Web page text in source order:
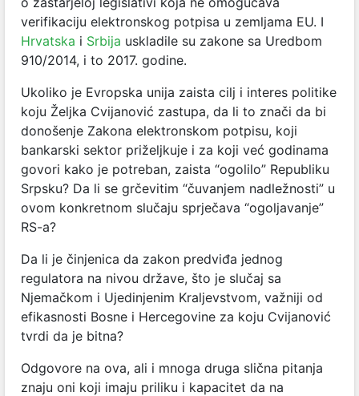
verifikaciju elektronskog potpisa u zemljama EU. I
Hrvatska i Srbija uskladile su zakone sa Uredbom
910/2014, i to 2017. godine.
Ukoliko je Evropska unija zaista cilj i interes politike
koju Željka Cvijanović zastupa, da li to znači da bi
donošenje Zakona elektronskom potpisu, koji
bankarski sektor priželjkuje i za koji već godinama
govori kako je potreban, zaista “ogolilo” Republiku
Srpsku? Da li se grčevitim “čuvanjem nadležnosti” u
ovom konkretnom slučaju sprječava “ogoljavanje”
RS-a?
Da li je činjenica da zakon predviđa jednog
regulatora na nivou države, što je slučaj sa
Njemačkom i Ujedinjenim Kraljevstvom, važniji od
efikasnosti Bosne i Hercegovine za koju Cvijanović
tvrdi da je bitna?
Odgovore na ova, ali i mnoga druga slična pitanja
znaju oni koji imaju priliku i kapacitet da na